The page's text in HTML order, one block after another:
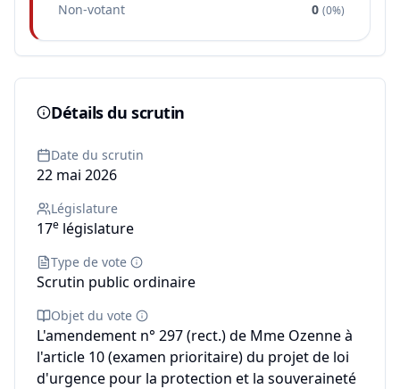
Non-votant 0 (0%)
Détails du scrutin
Date du scrutin
22 mai 2026
Législature
17e législature
Type de vote
Scrutin public ordinaire
Objet du vote
L'amendement n° 297 (rect.) de Mme Ozenne à
l'article 10 (examen prioritaire) du projet de loi
d'urgence pour la protection et la souveraineté